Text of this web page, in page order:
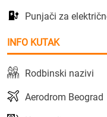
Punjači za
INFO KUTAK
Rodbinski nazivi
Aerodrom Beograd